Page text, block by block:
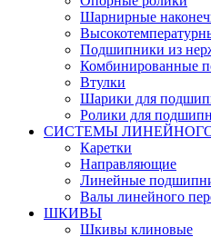
Шарнирные
Подшипники из
Комбинированные
Втулки
Шарики для
Ролики для
СИСТЕМЫ
Каретки
Направляющие
Линейные
Валы линейного
ШКИВЫ
Шкивы клиновые